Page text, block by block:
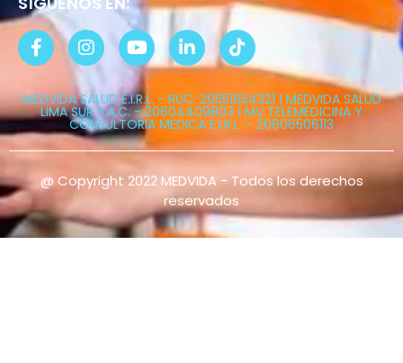
MEDVIDA SALUD E.I.R.L. - RUC: 20551654321 | MEDVIDA SALUD
LIMA SUR S.A.C. - 20604409803 | MV TELEMEDICINA Y
CONSULTORIA MEDICA E.I.R.L. - 20606506113
@ Copyright 2022 MEDVIDA - Todos los derechos
reservados